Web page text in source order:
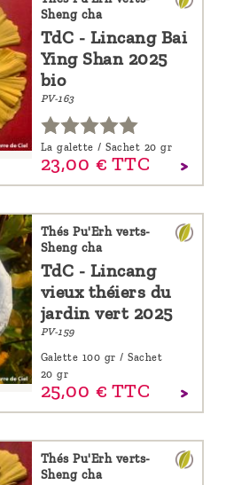
Sheng cha
TdC - Lincang Bai
Ying Shan 2025
bio
PV-163
La galette / Sachet 20 gr
23,00 € TTC
Thés Pu'Erh verts-
Sheng cha
TdC - Lincang
vieux théiers du
jardin vert 2025
PV-159
Galette 100 gr / Sachet
20 gr
25,00 € TTC
Thés Pu'Erh verts-
Sheng cha